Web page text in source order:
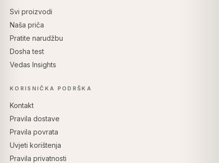
Svi proizvodi
Naša priča
Pratite narudžbu
Dosha test
Vedas Insights
KORISNIČKA PODRŠKA
Kontakt
Pravila dostave
Pravila povrata
Uvjeti korištenja
Pravila privatnosti